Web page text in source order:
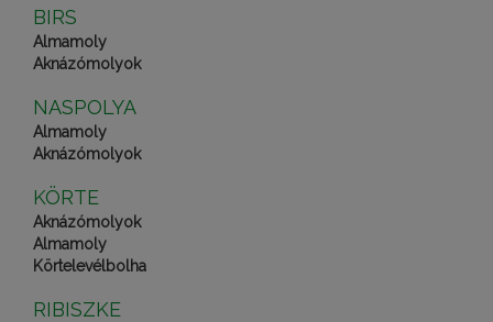
BIRS
Almamoly
Aknázómolyok
NASPOLYA
Almamoly
Aknázómolyok
KÖRTE
Aknázómolyok
Almamoly
Körtelevélbolha
RIBISZKE